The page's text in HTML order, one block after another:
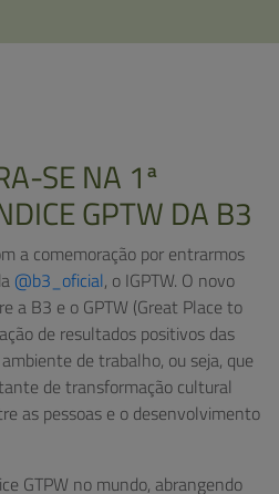
SE NA 1ª
GPTW DA B3
a comemoração por entrarmos
@b3_oficial, o IGPTW. O novo
a B3 e o GPTW (Great Place to
de resultados positivos das
de trabalho, ou seja, que
de transformação cultural
as pessoas e o desenvolvimento
GTPW no mundo, abrangendo